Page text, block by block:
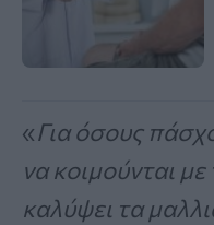
«Για όσους
να κοιμούνται
καλύψει τα